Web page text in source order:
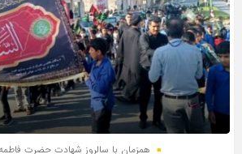
همزمان با سالروز شهادت حضرت